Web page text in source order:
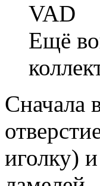
VAD
Ещё
Сначала
иголку)